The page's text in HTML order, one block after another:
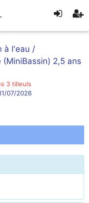
à l'eau /
(MiniBassin) 2,5 ans
3 tilleuls
07/2026